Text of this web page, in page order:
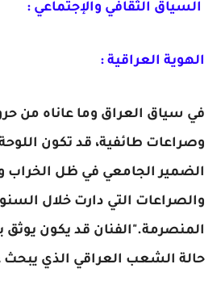
السياق الثقافي والإجتماعي :
الهوية العراقية :
في سياق العراق وما عاناه من
وصراعات طائفية، قد تكون
الضمير الجامعي في ظل الخراب
والصراعات التي دارت خلال
المنصرمة."الفنان قد يكون
حالة الشعب العراقي الذي يبحث